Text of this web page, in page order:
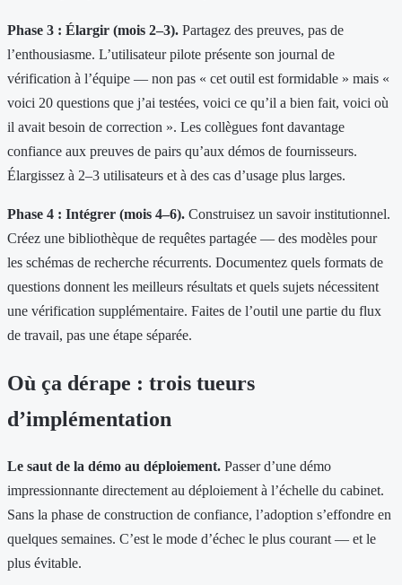
Phase 3 : Élargir (mois 2–3). Partagez des preuves, pas de
l’enthousiasme. L’utilisateur pilote présente son journal de
vérification à l’équipe — non pas « cet outil est formidable » mais «
voici 20 questions que j’ai testées, voici ce qu’il a bien fait, voici où
il avait besoin de correction ». Les collègues font davantage
confiance aux preuves de pairs qu’aux démos de fournisseurs.
Élargissez à 2–3 utilisateurs et à des cas d’usage plus larges.
Phase 4 : Intégrer (mois 4–6). Construisez un savoir institutionnel.
Créez une bibliothèque de requêtes partagée — des modèles pour
les schémas de recherche récurrents. Documentez quels formats de
questions donnent les meilleurs résultats et quels sujets nécessitent
une vérification supplémentaire. Faites de l’outil une partie du flux
de travail, pas une étape séparée.
Où ça dérape : trois tueurs
d’implémentation
Le saut de la démo au déploiement. Passer d’une démo
impressionnante directement au déploiement à l’échelle du cabinet.
Sans la phase de construction de confiance, l’adoption s’effondre en
quelques semaines. C’est le mode d’échec le plus courant — et le
plus évitable.